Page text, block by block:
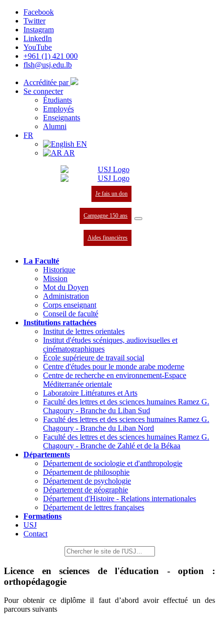
Facebook
Twitter
Instagram
LinkedIn
YouTube
+961 (1) 421 000
flsh@usj.edu.lb
Accréditée par
Se connecter
Étudiants
Employés
Enseignants
Alumni
FR
EN
AR
Je fais un don
Campagne 150 ans
Aides financières
La Faculté
Historique
Mission
Mot du Doyen
Administration
Corps enseignant
Conseil de faculté
Institutions rattachées
Institut de lettres orientales
Institut d'études scéniques, audiovisuelles et
cinématographiques
École supérieure de travail social
Centre d'études pour le monde arabe moderne
Centre de recherche en environnement-Espace
Méditerranée orientale
Laboratoire Littératures et Arts
Faculté des lettres et des sciences humaines Ramez G.
Chagoury - Branche du Liban Sud
Faculté des lettres et des sciences humaines Ramez G.
Chagoury - Branche du Liban Nord
Faculté des lettres et des sciences humaines Ramez G.
Chagoury - Branche de Zahlé et de la Békaa
Départements
Département de sociologie et d'anthropologie
Département de philosophie
Département de psychologie
Département de géographie
Département d'Histoire - Relations internationales
Département de lettres françaises
Formations
USJ
Contact
Licence en sciences de l'éducation - option :
orthopédagogie
Pour obtenir ce diplôme il faut d’abord avoir effectué un des
parcours suivants